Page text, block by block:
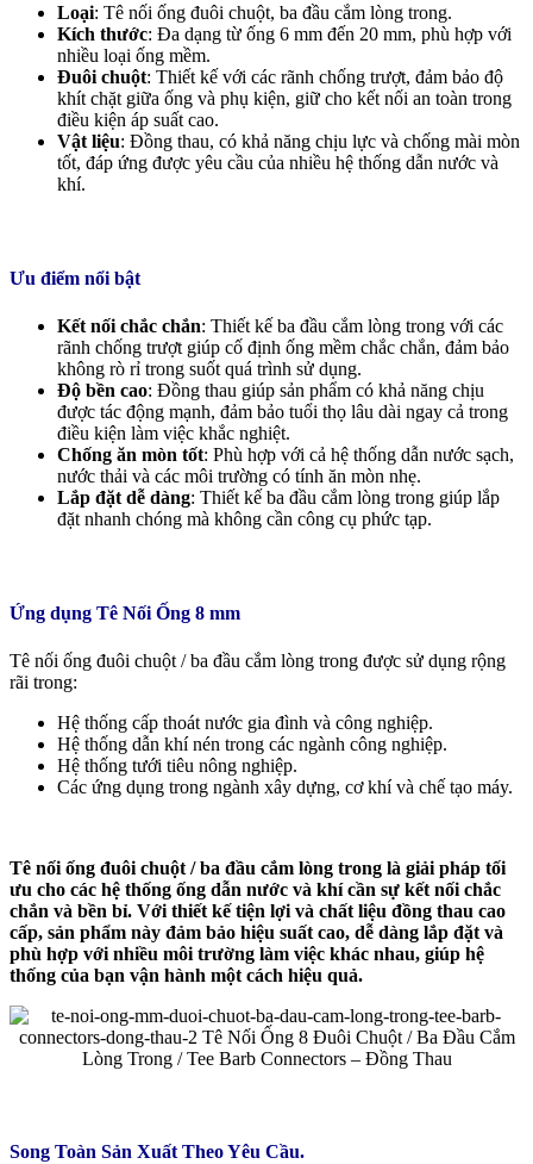
Loại: Tê nối ống đuôi chuột, ba đầu cắm lòng trong.
Kích thước: Đa dạng từ ống 6 mm đến 20 mm, phù hợp với
nhiều loại ống mềm.
Đuôi chuột: Thiết kế với các rãnh chống trượt, đảm bảo độ
khít chặt giữa ống và phụ kiện, giữ cho kết nối an toàn trong
điều kiện áp suất cao.
Vật liệu: Đồng thau, có khả năng chịu lực và chống mài mòn
tốt, đáp ứng được yêu cầu của nhiều hệ thống dẫn nước và
khí.
Ưu điểm nổi bật
Kết nối chắc chắn: Thiết kế ba đầu cắm lòng trong với các
rãnh chống trượt giúp cố định ống mềm chắc chắn, đảm bảo
không rò rỉ trong suốt quá trình sử dụng.
Độ bền cao: Đồng thau giúp sản phẩm có khả năng chịu
được tác động mạnh, đảm bảo tuổi thọ lâu dài ngay cả trong
điều kiện làm việc khắc nghiệt.
Chống ăn mòn tốt: Phù hợp với cả hệ thống dẫn nước sạch,
nước thải và các môi trường có tính ăn mòn nhẹ.
Lắp đặt dễ dàng: Thiết kế ba đầu cắm lòng trong giúp lắp
đặt nhanh chóng mà không cần công cụ phức tạp.
Ứng dụng Tê Nối Ống 8 mm
Tê nối ống đuôi chuột / ba đầu cắm lòng trong được sử dụng rộng
rãi trong:
Hệ thống cấp thoát nước gia đình và công nghiệp.
Hệ thống dẫn khí nén trong các ngành công nghiệp.
Hệ thống tưới tiêu nông nghiệp.
Các ứng dụng trong ngành xây dựng, cơ khí và chế tạo máy.
Tê nối ống đuôi chuột / ba đầu cắm lòng trong là giải pháp tối
ưu cho các hệ thống ống dẫn nước và khí cần sự kết nối chắc
chắn và bền bỉ. Với thiết kế tiện lợi và chất liệu đồng thau cao
cấp, sản phẩm này đảm bảo hiệu suất cao, dễ dàng lắp đặt và
phù hợp với nhiều môi trường làm việc khác nhau, giúp hệ
thống của bạn vận hành một cách hiệu quả.
Song Toàn Sản Xuất Theo Yêu Cầu.